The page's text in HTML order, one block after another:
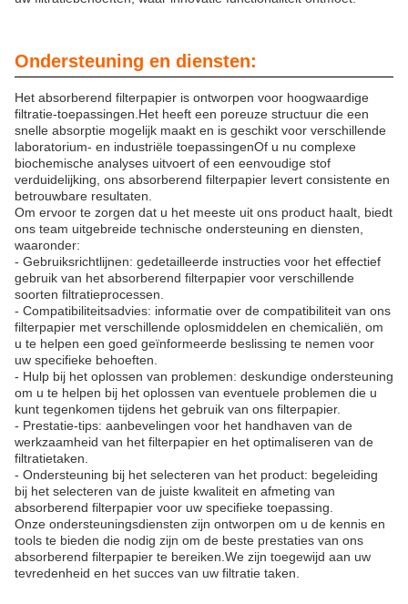
Ondersteuning en diensten:
Het absorberend filterpapier is ontworpen voor hoogwaardige
filtratie-toepassingen.Het heeft een poreuze structuur die een
snelle absorptie mogelijk maakt en is geschikt voor verschillende
laboratorium- en industriële toepassingenOf u nu complexe
biochemische analyses uitvoert of een eenvoudige stof
verduidelijking, ons absorberend filterpapier levert consistente en
betrouwbare resultaten.
Om ervoor te zorgen dat u het meeste uit ons product haalt, biedt
ons team uitgebreide technische ondersteuning en diensten,
waaronder:
- Gebruiksrichtlijnen: gedetailleerde instructies voor het effectief
gebruik van het absorberend filterpapier voor verschillende
soorten filtratieprocessen.
- Compatibiliteitsadvies: informatie over de compatibiliteit van ons
filterpapier met verschillende oplosmiddelen en chemicaliën, om
u te helpen een goed geïnformeerde beslissing te nemen voor
uw specifieke behoeften.
- Hulp bij het oplossen van problemen: deskundige ondersteuning
om u te helpen bij het oplossen van eventuele problemen die u
kunt tegenkomen tijdens het gebruik van ons filterpapier.
- Prestatie-tips: aanbevelingen voor het handhaven van de
werkzaamheid van het filterpapier en het optimaliseren van de
filtratietaken.
- Ondersteuning bij het selecteren van het product: begeleiding
bij het selecteren van de juiste kwaliteit en afmeting van
absorberend filterpapier voor uw specifieke toepassing.
Onze ondersteuningsdiensten zijn ontworpen om u de kennis en
tools te bieden die nodig zijn om de beste prestaties van ons
absorberend filterpapier te bereiken.We zijn toegewijd aan uw
tevredenheid en het succes van uw filtratie taken.